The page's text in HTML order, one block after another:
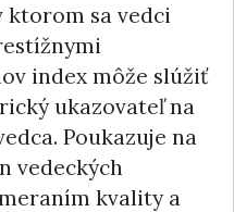
ktorom sa vedci
index môže slúžiť
ukazovateľ na
Poukazuje na
vedeckých
kvality a